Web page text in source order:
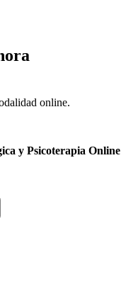
online.
y Psicoterapia Online